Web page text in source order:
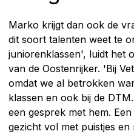
Marko krijgt dan ook de
dit soort talenten weet te
juniorenklassen', luidt het
van de Oostenrijker. 'Bij
omdat we al betrokken
klassen en ook bij de
een gesprek met hem.
gezicht vol met puistjes